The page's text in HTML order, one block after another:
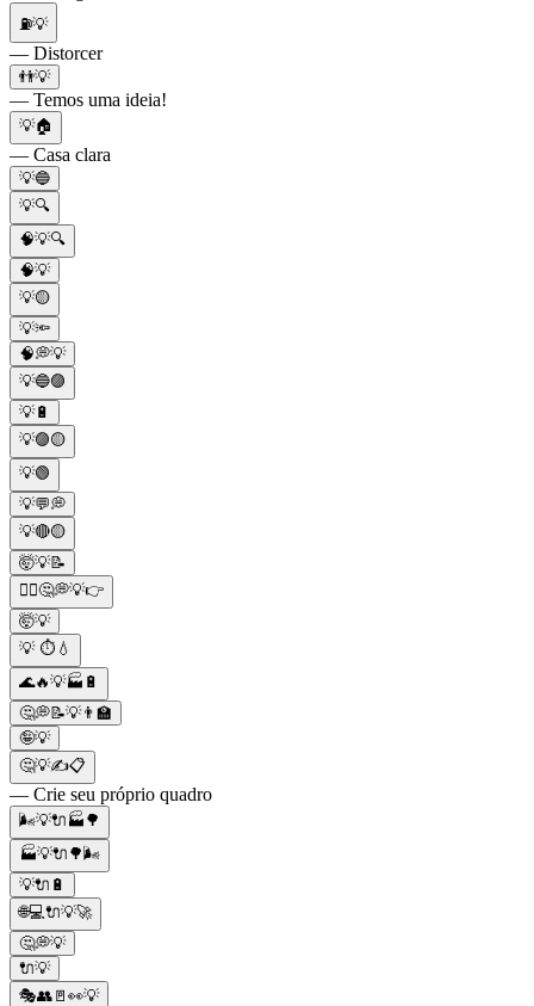
⛽💡
— Distorcer
👬💡
— Temos uma ideia!
💡🏠
— Casa clara
💡🔵
💡🔍
🧠💡🔍
🧠💡
💡🟡
💡🔦
🧠💭💡
💡🔵🟣
💡🔋
💡🟣🟡
💡🟢
💡💬💭
💡🔴🟡
🤯💡📝
🤷‍♀️🤔💭💡👉
🤯💡
💡 ⏱💧
🌊🔥💡🏭🔋
🤔💭📝💡👨‍🏫
🤪💡
🤔💡✍📋
— Crie seu próprio quadro
🌬️💡🔌🏭🌳
🏭💡🔌🌳🌬️
💡🔌🔋
🌐💻🔌💡🚀
🤔💭💡
🔌💡
🎭👥🚪👀💡